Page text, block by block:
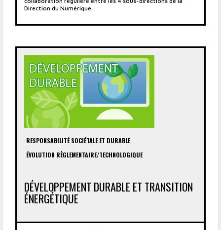
Direction du Numérique.
RESPONSABILITÉ SOCIÉTALE ET DURABLE
ÉVOLUTION RÈGLEMENTAIRE/TECHNOLOGIQUE
DÉVELOPPEMENT DURABLE ET TRANSITION
ÉNERGÉTIQUE